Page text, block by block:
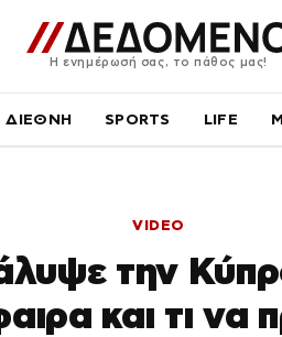
Η ενημέρωσή σας, το πάθος μας!
ΔΙΕΘΝΗ SPORTS LIFE
VIDEO
την
και τι να